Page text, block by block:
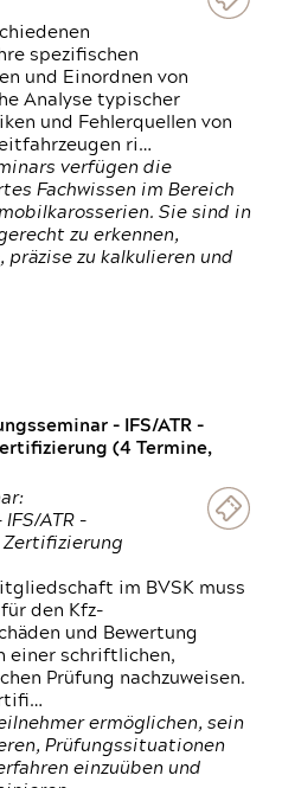
spezifischen
und Einordnen von
Analyse typischer
und Fehlerquellen von
ri…
verfügen die
Fachwissen im Bereich
Sie sind in
zu erkennen,
zu kalkulieren und
- IFS/ATR -
(4 Termine,
ATR -
Zertifizierung
im BVSK muss
den Kfz-
und Bewertung
einer schriftlichen,
Prüfung nachzuweisen.
ermöglichen, sein
Prüfungssituationen
einzuüben und